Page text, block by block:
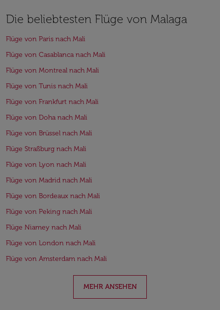
Die beliebtesten Flüge von Malaga
Flüge von Paris nach Mali
Flüge von Casablanca nach Mali
Flüge von Montreal nach Mali
Flüge von Tunis nach Mali
Flüge von Frankfurt nach Mali
Flüge von Doha nach Mali
Flüge von Brüssel nach Mali
Flüge Straßburg nach Mali
Flüge von Lyon nach Mali
Flüge von Madrid nach Mali
Flüge von Bordeaux nach Mali
Flüge von Peking nach Mali
Flüge Niamey nach Mali
Flüge von London nach Mali
Flüge von Amsterdam nach Mali
MEHR ANSEHEN